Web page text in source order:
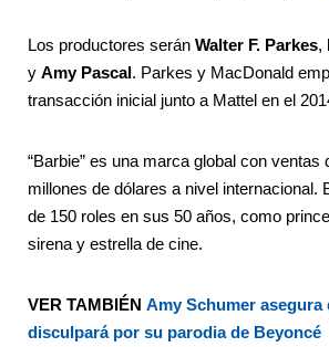
Los productores serán Walter F. Parkes,
y Amy Pascal. Parkes y MacDonald
transacción inicial junto a Mattel en el
“Barbie” es una marca global con
millones de dólares a nivel internacional.
de 150 roles en sus 50 años, como
sirena y estrella de cine.
VER TAMBIÉN Amy Schumer asegura
disculpará por su parodia de Beyoncé